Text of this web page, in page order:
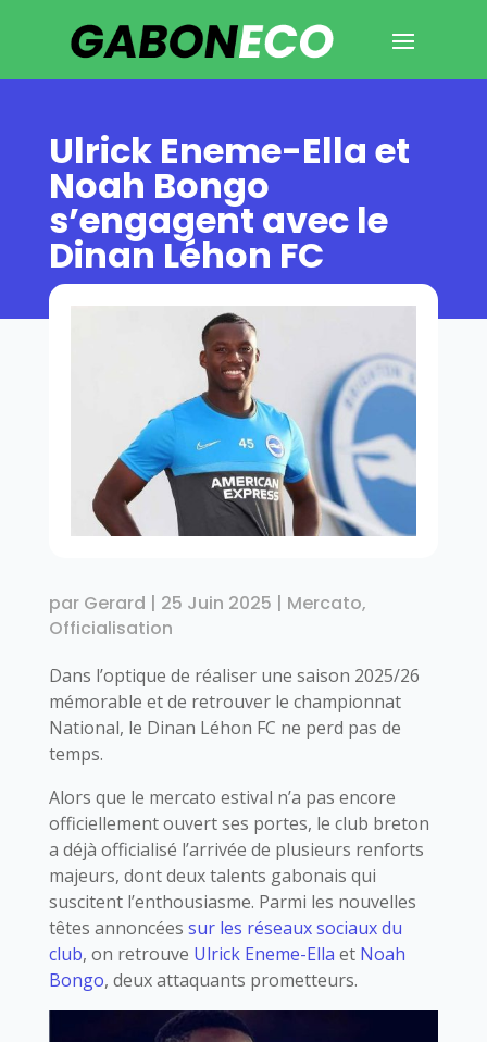
Ulrick Eneme-Ella et
Noah Bongo
s’engagent avec le
Dinan Léhon FC
par Gerard | 25 Juin 2025 | Mercato,
Officialisation
Dans l’optique de réaliser une saison 2025/26
mémorable et de retrouver le championnat
National, le Dinan Léhon FC ne perd pas de
temps.
Alors que le mercato estival n’a pas encore
officiellement ouvert ses portes, le club breton
a déjà officialisé l’arrivée de plusieurs renforts
majeurs, dont deux talents gabonais qui
suscitent l’enthousiasme. Parmi les nouvelles
têtes annoncées sur les réseaux sociaux du
club, on retrouve Ulrick Eneme-Ella et Noah
Bongo, deux attaquants prometteurs.